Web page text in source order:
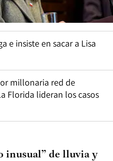
e insiste en sacar a Lisa
millonaria red de
Florida lideran los casos
inusual” de lluvia y